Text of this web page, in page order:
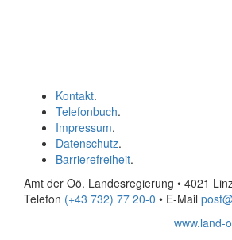
Kontakt.
Telefonbuch.
Impressum.
Datenschutz.
Barrierefreiheit.
Amt der Oö. Landesregierung • 4021
Telefon (+43 732) 77 20-0 • E-Mail
www.land-